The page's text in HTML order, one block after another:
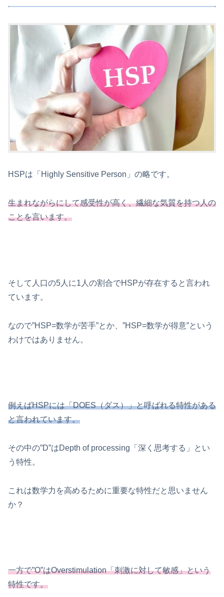
HSPは「Highly Sensitive Person」の略です。
生まれながらにして感受性が高く、繊細な気質を持つ人の
ことを言います。
そして人口の5人に1人の割合でHSPが存在すると言われ
ています。
なので”HSP=数学が苦手”とか、”HSP=数学が得意”という
わけではありません。
例えばHSPには「DOES（ダス）」と呼ばれる特性がある
と言われています。
その中の”D”はDepth of processing「深く思考する」とい
う特性。
これは数学力を高めるために重要な特性だと思いません
か？
一方で”O”はOverstimulation「刺激に対して敏感」という
特性です。